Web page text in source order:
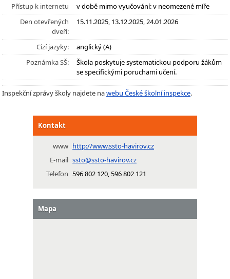
Přístup k internetu
v době mimo vyučování: v neomezené míře
Den otevřených
dveří:
15.11.2025, 13.12.2025, 24.01.2026
Cizí jazyky:
anglický (A)
Poznámka SŠ:
Škola poskytuje systematickou podporu žákům
se specifickými poruchami učení.
Inspekční zprávy školy najdete nawebu České školní inspekce.
Kontakt
www http://www.ssto-havirov.cz
E-mail ssto@ssto-havirov.cz
Telefon 596 802 120, 596 802 121
Mapa